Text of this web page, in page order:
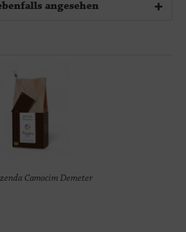
angesehen
Camocim Demeter